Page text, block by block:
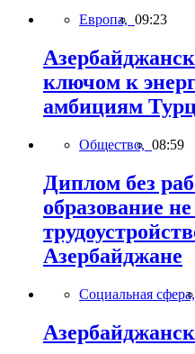
Европа, 09:23
ключом к
амбициям
Общество, 08:59
Диплом без
образование
Азербайджане
Социальная сфера,